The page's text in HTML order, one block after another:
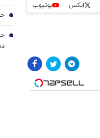
ایکس یوتیوب
9
10